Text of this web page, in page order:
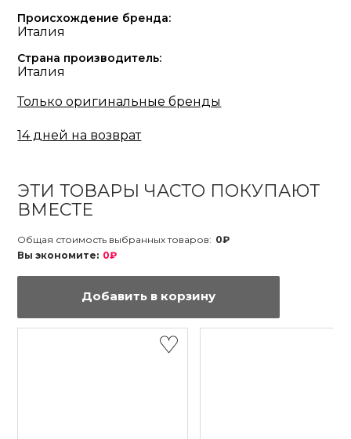
Происхождение бренда:
Италия
Страна производитель:
Италия
Только оригинальные бренды
14 дней на возврат
ЭТИ ТОВАРЫ ЧАСТО ПОКУПАЮТ
ВМЕСТЕ
Общая стоимость выбранных товаров: 0₽
Вы экономите: 0₽
Добавить в корзину